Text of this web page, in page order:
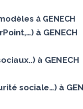
à GENECH
à GENECH
à GENECH
sociale…) à